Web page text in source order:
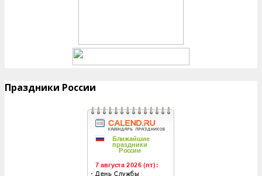
Праздники России